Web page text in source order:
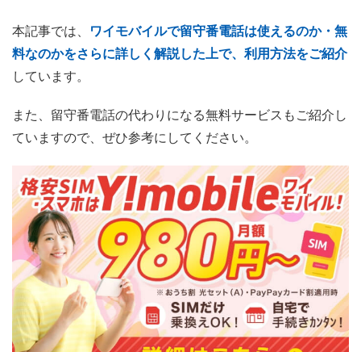
本記事では、
ワイモバイルで留守番電話は使えるのか・無
料なのかをさらに詳しく解説した上で、利用方法をご紹介
しています。
また、留守番電話の代わりになる無料サービスもご紹介し
ていますので、ぜひ参考にしてください。